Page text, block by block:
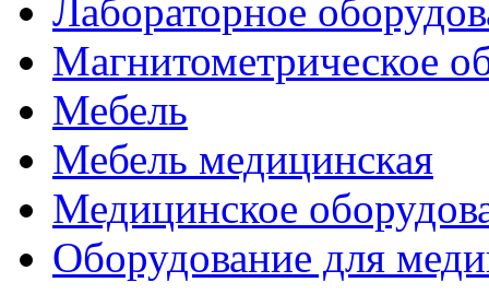
Лабораторное
Магнитометрическое
Мебель
Мебель медицинская
Медицинское
Оборудование для